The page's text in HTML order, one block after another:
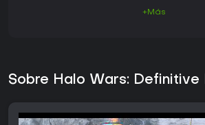
+Más
Sobre Halo Wars: Definitive